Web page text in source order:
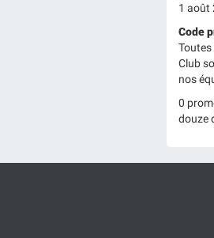
1 août
Code
Club
nos
0
douze